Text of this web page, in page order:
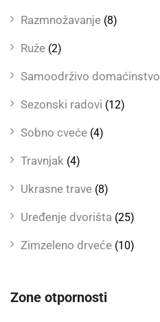
Razmnožavanje (8)
Ruže (2)
Samoodrživo domaćinstvo
Sezonski radovi (12)
Sobno cveće (4)
Travnjak (4)
Ukrasne trave (8)
Uređenje dvorišta (25)
Zimzeleno drveće (10)
Zone otpornosti